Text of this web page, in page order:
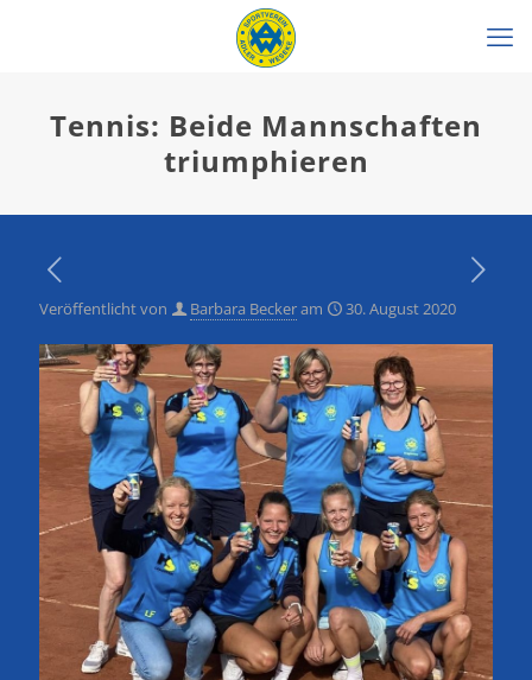
Tennis: Beide Mannschaften
triumphieren
Veröffentlicht von Barbara Beckeram 30. August 2020